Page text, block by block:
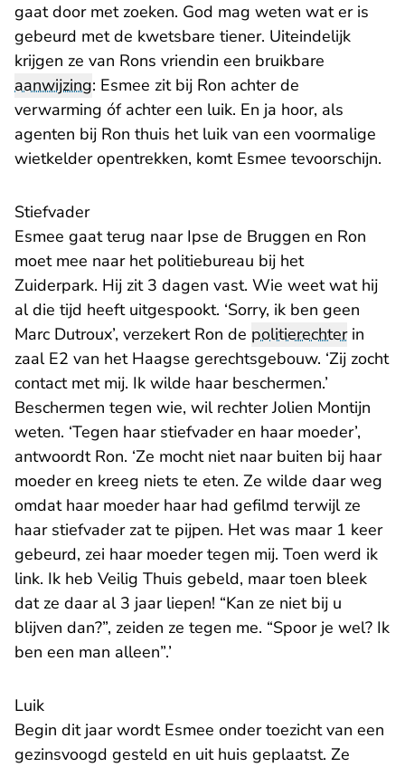
gaat door met zoeken. God mag weten wat er is
gebeurd met de kwetsbare tiener. Uiteindelijk
krijgen ze van Rons vriendin een bruikbare
aanwijzing: Esmee zit bij Ron achter de
verwarming óf achter een luik. En ja hoor, als
agenten bij Ron thuis het luik van een voormalige
wietkelder opentrekken, komt Esmee tevoorschijn.
Stiefvader
Esmee gaat terug naar Ipse de Bruggen en Ron
moet mee naar het politiebureau bij het
Zuiderpark. Hij zit 3 dagen vast. Wie weet wat hij
al die tijd heeft uitgespookt. ‘Sorry, ik ben geen
Marc Dutroux’, verzekert Ron de politierechterin
zaal E2 van het Haagse gerechtsgebouw. ‘Zij zocht
contact met mij. Ik wilde haar beschermen.’
Beschermen tegen wie, wil rechter Jolien Montijn
weten. ‘Tegen haar stiefvader en haar moeder’,
antwoordt Ron. ‘Ze mocht niet naar buiten bij haar
moeder en kreeg niets te eten. Ze wilde daar weg
omdat haar moeder haar had gefilmd terwijl ze
haar stiefvader zat te pijpen. Het was maar 1 keer
gebeurd, zei haar moeder tegen mij. Toen werd ik
link. Ik heb Veilig Thuis gebeld, maar toen bleek
dat ze daar al 3 jaar liepen! “Kan ze niet bij u
blijven dan?”, zeiden ze tegen me. “Spoor je wel? Ik
ben een man alleen”.’
Luik
Begin dit jaar wordt Esmee onder toezicht van een
gezinsvoogd gesteld en uit huis geplaatst. Ze